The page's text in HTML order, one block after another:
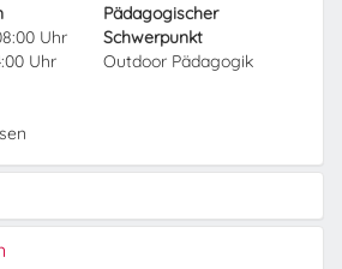
Uhr
Uhr
Pädagogischer
Schwerpunkt
Outdoor Pädagogik